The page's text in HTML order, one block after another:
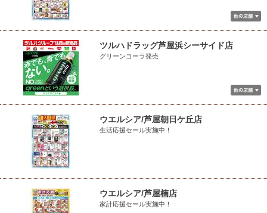
ツルハドラッグ芦屋浜シーサイド店
グリーンコーラ発売
ウエルシア/芦屋朝日ケ丘店
生活応援セール実施中！
ウエルシア/芦屋楠店
家計応援セール実施中！